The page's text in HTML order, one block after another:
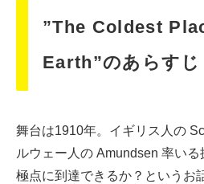
”The Coldest
Earth”のあらすじ
舞台は1910年。イギリス人の
ルウェー人の Amundsen 率い
極点に到達できるか？というお